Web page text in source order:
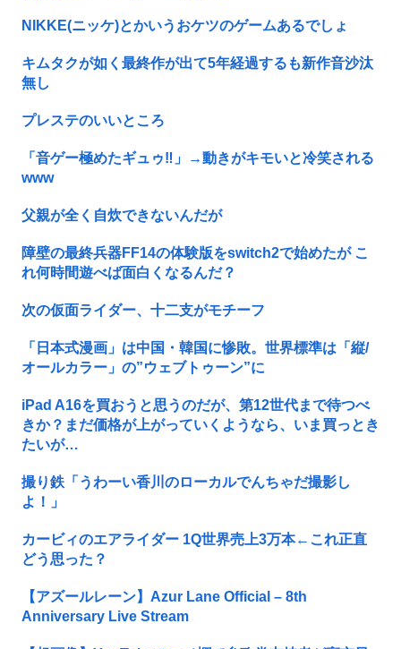
NIKKE(ニッケ)とかいうおケツのゲームあるでしょ
キムタクが如く最終作が出て5年経過するも新作音沙汰
無し
プレステのいいところ
「音ゲー極めたギュゥ‼️」→動きがキモいと冷笑される
www
父親が全く自炊できないんだが
障壁の最終兵器FF14の体験版をswitch2で始めたが こ
れ何時間遊べば面白くなるんだ？
次の仮面ライダー、十二支がモチーフ
「日本式漫画」は中国・韓国に惨敗。世界標準は「縦/
オールカラー」の”ウェブトゥーン”に
iPad A16を買おうと思うのだが、第12世代まで待つべ
きか？まだ価格が上がっていくようなら、いま買っとき
たいが…
撮り鉄「うわーい香川のローカルでんちゃだ撮影し
よ！」
カービィのエアライダー 1Q世界売上3万本←これ正直
どう思った？
【アズールレーン】Azur Lane Official – 8th
Anniversary Live Stream